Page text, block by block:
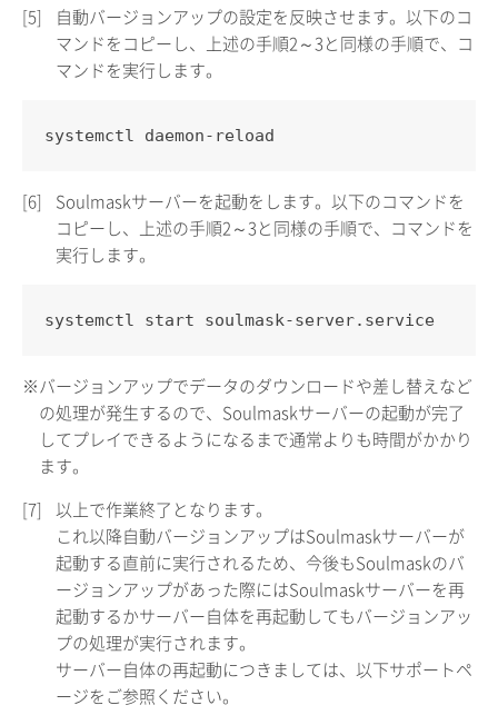
[5]
自動バージョンアップの設定を反映させます。以下のコ
マンドをコピーし、上述の手順2～3と同様の手順で、コ
マンドを実行します。
systemctl daemon-reload
[6]
Soulmaskサーバーを起動をします。以下のコマンドを
コピーし、上述の手順2～3と同様の手順で、コマンドを
実行します。
systemctl start soulmask-server.service
※バージョンアップでデータのダウンロードや差し替えなど
の処理が発生するので、Soulmaskサーバーの起動が完了
してプレイできるようになるまで通常よりも時間がかかり
ます。
[7]
以上で作業終了となります。
これ以降自動バージョンアップはSoulmaskサーバーが
起動する直前に実行されるため、今後もSoulmaskのバ
ージョンアップがあった際にはSoulmaskサーバーを再
起動するかサーバー自体を再起動してもバージョンアッ
プの処理が実行されます。
サーバー自体の再起動につきましては、以下サポートペ
ージをご参照ください。